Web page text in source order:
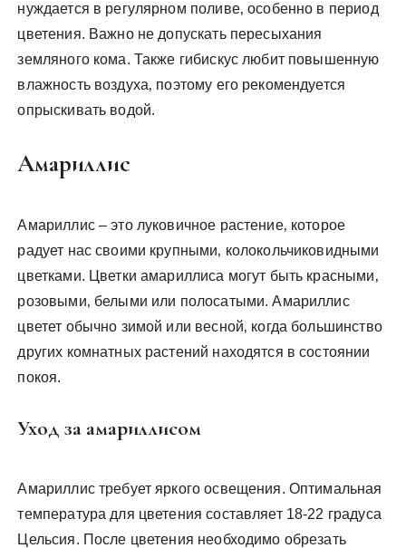
нуждается в регулярном поливе‚ особенно в период
цветения. Важно не допускать пересыхания
земляного кома. Также гибискус любит повышенную
влажность воздуха‚ поэтому его рекомендуется
опрыскивать водой.
Амариллис
Амариллис – это луковичное растение‚ которое
радует нас своими крупными‚ колокольчиковидными
цветками. Цветки амариллиса могут быть красными‚
розовыми‚ белыми или полосатыми. Амариллис
цветет обычно зимой или весной‚ когда большинство
других комнатных растений находятся в состоянии
покоя.
Уход за амариллисом
Амариллис требует яркого освещения. Оптимальная
температура для цветения составляет 18-22 градуса
Цельсия. После цветения необходимо обрезать